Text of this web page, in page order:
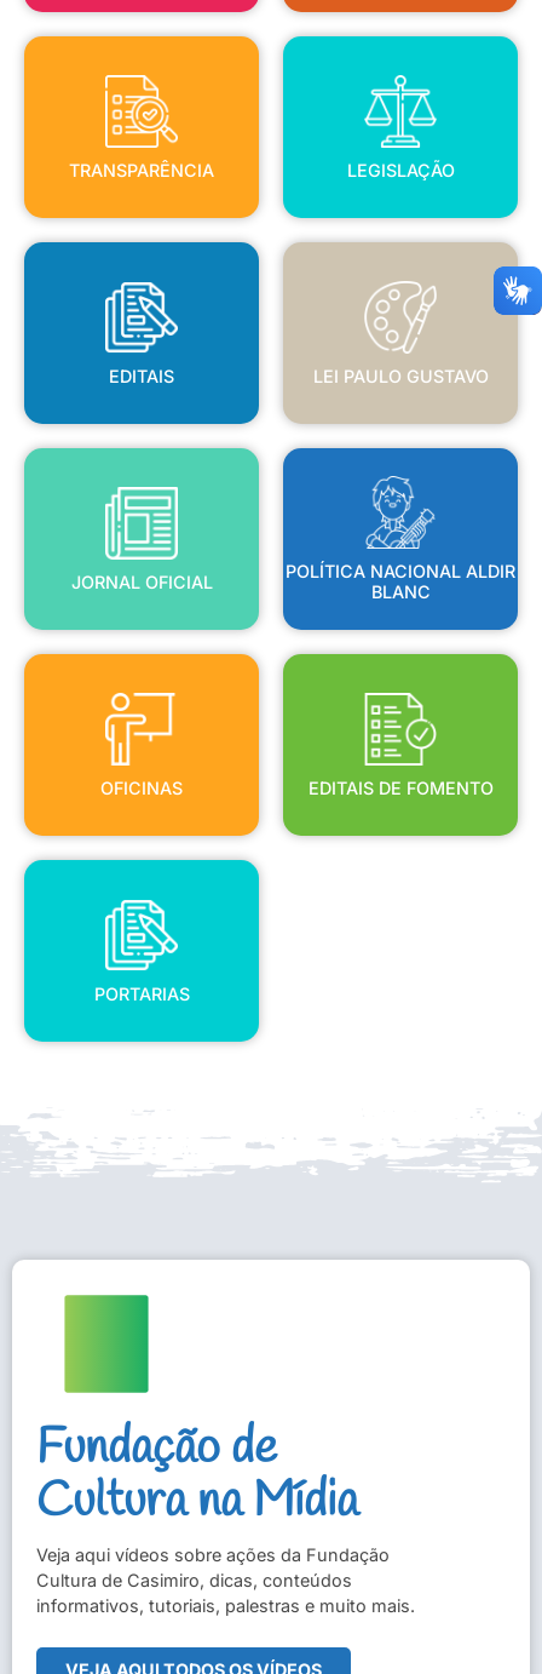
TRANSPARÊNCIA
TRANSPARÊNCIA
LEGISLAÇÃO
LEGISLAÇÃO
EDITAIS
EDITAIS
LEI PAULO GUSTAVO
LEI PAULO GUSTAVO
JORNAL OFICIAL
JORNAL OFICIAL
POLÍTICA NACIONAL ALDIR
BLANC
POLÍTICA NACIONAL ALDIR
BLANC
OFICINAS
OFICINAS
EDITAIS DE FOMENTO
EDITAIS DE FOMENTO
PORTARIAS
PORTARIAS
Fundação de
Cultura na Mídia
Veja aqui vídeos sobre ações da Fundação
Cultura de Casimiro, dicas, conteúdos
informativos, tutoriais, palestras e muito mais.
VEJA AQUI TODOS OS VÍDEOS